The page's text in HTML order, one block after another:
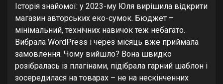
Історія знайомої: у 2023-му Юля вирішила відкрити
магазин авторських еко-сумок. Бюджет –
мінімальний, технічних навичок теж небагато.
Вибрала WordPress і через місяць вже приймала
замовлення. Чому вийшло? Вона швидко
розібралась із плагінами, підібрала гарний шаблон і
зосередилася на товарах – не на нескінченних